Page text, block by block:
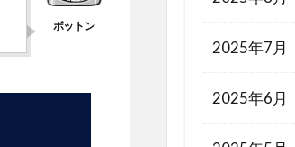
2025年7月
2025年6月